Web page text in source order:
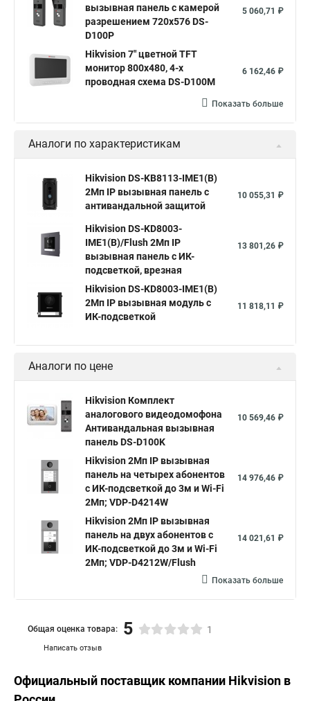
вызывная панель с камерой
разрешением 720х576 DS-
D100P
5 060,71 ₽
Hikvision 7" цветной TFT
монитор 800х480, 4-х
проводная схема DS-D100M
6 162,46 ₽
Показать больше
Аналоги по характеристикам
Hikvision DS-KB8113-IME1(B)
2Мп IP вызывная панель с
антивандальной защитой
10 055,31 ₽
Hikvision DS-KD8003-
IME1(B)/Flush 2Мп IP
вызывная панель c ИК-
подсветкой, врезная
13 801,26 ₽
Hikvision DS-KD8003-IME1(B)
2Мп IP вызывная модуль c
ИК-подсветкой
11 818,11 ₽
Аналоги по цене
Hikvision Комплект
аналогового видеодомофона
Антивандальная вызывная
панель DS-D100K
10 569,46 ₽
Hikvision 2Мп IP вызывная
панель на четырех абонентов
с ИК-подсветкой до 3м и Wi-Fi
2Мп; VDP-D4214W
14 976,46 ₽
Hikvision 2Мп IP вызывная
панель на двух абонентов с
ИК-подсветкой до 3м и Wi-Fi
2Мп; VDP-D4212W/Flush
14 021,61 ₽
Показать больше
Написать отзыв
Общая оценка товара: 5 1
Официальный поставщик компании Hikvision в